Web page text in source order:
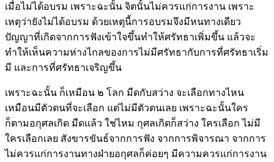
เมื่อไม่ได้อบรม เพราะฉะนั้น จิตนั้นไม่ควรแก่การงาน เพราะ
เหตุว่ายังไม่ได้อบรม ด้วยเหตุนี้การอบรมจึงมีหนทางเดียว
ปัญญาที่เกิดจากการฟังเข้าใจขึ้นทำให้ศรัทธาเพิ่มขึ้น แล้วจะ
ทำให้เห็นความห่างไกลของการไม่มีศรัทธากับการที่ศรัทธาเริ่ม
มี และการที่ศรัทธาเจริญขึ้น
เพราะฉะนั้น ก็เหมือน ๒ โลก มืดกับสว่าง จะเลือกทางไหน
เหมือนมีตัวตนที่จะเลือก แต่ไม่มีตัวตนเลย เพราะฉะนั้นใคร
ก็ตามอกุศลเกิด มืดแล้ว ใช่ไหม กุศลเกิดก็สว่าง ใครเลือก ไม่มี
ใครเลือกเลย สังขารขันธ์จากการฟัง จากการพิจารณา จากการ
ไม่ควรแก่การงานทางฝ่ายอกุศลก็ค่อยๆ มีความควรแก่การงาน